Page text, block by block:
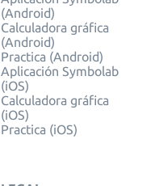
(Android)
Calculadora gráfica
(Android)
Practica (Android)
Aplicación Symbolab
(iOS)
Calculadora gráfica
(iOS)
Practica (iOS)